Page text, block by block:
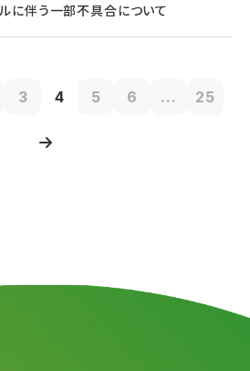
に伴う一部不具合について
3 4 5 6 ... 25